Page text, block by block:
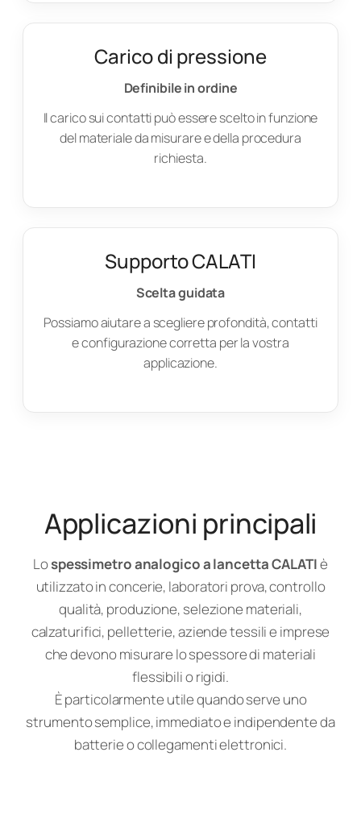
Carico di pressione
Definibile in ordine
Il carico sui contatti può essere scelto in funzione
del materiale da misurare e della procedura
richiesta.
Supporto CALATI
Scelta guidata
Possiamo aiutare a scegliere profondità, contatti
e configurazione corretta per la vostra
applicazione.
Applicazioni principali
Lospessimetro analogico a lancetta CALATIè
utilizzato in concerie, laboratori prova, controllo
qualità, produzione, selezione materiali,
calzaturifici, pelletterie, aziende tessili e imprese
che devono misurare lo spessore di materiali
flessibili o rigidi.
È particolarmente utile quando serve uno
strumento semplice, immediato e indipendente da
batterie o collegamenti elettronici.